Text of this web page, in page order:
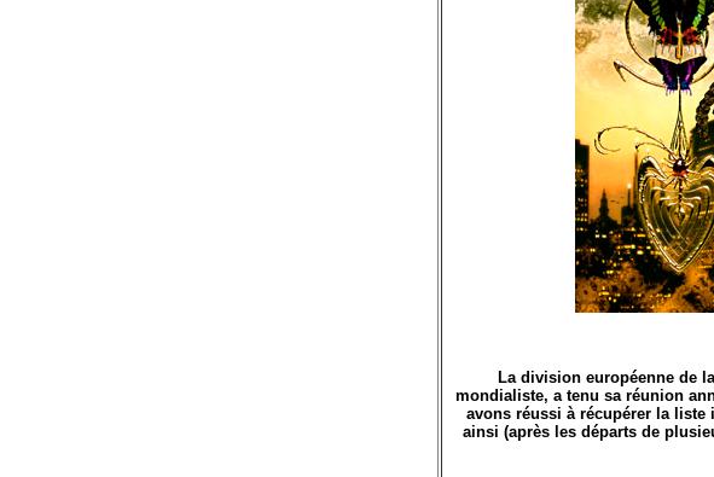
La division européenne de
mondialiste, a tenu sa réunion
avons réussi à récupérer la liste
ainsi (après les départs de